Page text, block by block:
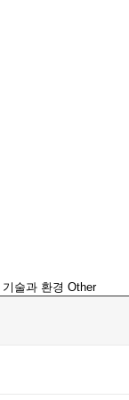
기술과 환경 Other